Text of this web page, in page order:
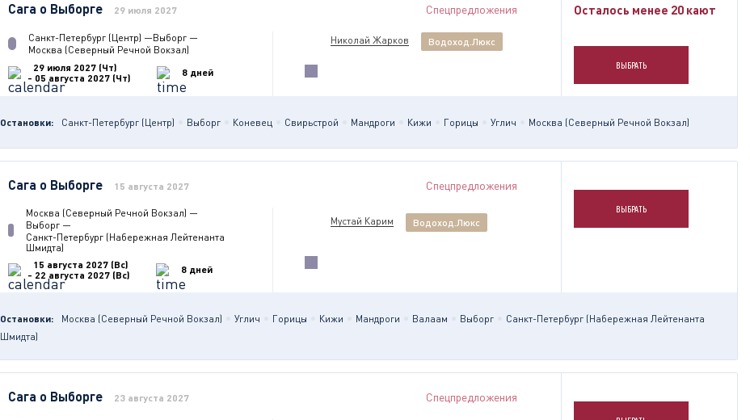
Сага о Выборге 29 июля 2027 Спецпредложения
Санкт-Петербург (Центр) —Выборг —
Москва (Северный Речной Вокзал)
29 июля 2027 (Чт)
- 05 августа 2027 (Чт)
8 дней
Николай Жарков Водоход.Люкс
Осталось менее 20 кают
ВЫБРАТЬ
Остановки: Санкт-Петербург (Центр) Выборг Коневец Свирьстрой Мандроги Кижи Горицы Углич Москва (Северный Речной Вокзал)
Сага о Выборге 15 августа 2027 Спецпредложения
Москва (Северный Речной Вокзал) —
Выборг —
Санкт-Петербург (Набережная Лейтенанта
Шмидта)
15 августа 2027 (Вс)
- 22 августа 2027 (Вс)
8 дней
Мустай Карим Водоход.Люкс
ВЫБРАТЬ
Остановки: Москва (Северный Речной Вокзал) Углич Горицы Кижи Мандроги Валаам Выборг
Санкт-Петербург (Набережная Лейтенанта
Шмидта)
Сага о Выборге 23 августа 2027 Спецпредложения